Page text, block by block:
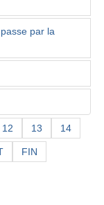
par la
12 13 14
FIN